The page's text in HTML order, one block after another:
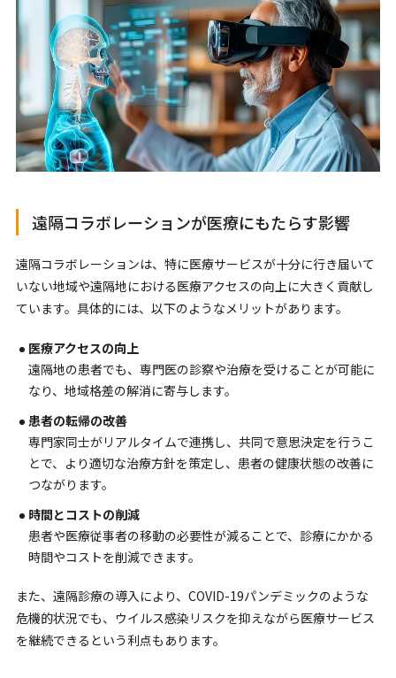
遠隔コラボレーションが医療にもたらす影響
遠隔コラボレーションは、特に医療サービスが十分に行き届いて
いない地域や遠隔地における医療アクセスの向上に大きく貢献し
ています。具体的には、以下のようなメリットがあります。
医療アクセスの向上
遠隔地の患者でも、専門医の診察や治療を受けることが可能に
なり、地域格差の解消に寄与します。
患者の転帰の改善
専門家同士がリアルタイムで連携し、共同で意思決定を行うこ
とで、より適切な治療方針を策定し、患者の健康状態の改善に
つながります。
時間とコストの削減
患者や医療従事者の移動の必要性が減ることで、診療にかかる
時間やコストを削減できます。
また、遠隔診療の導入により、COVID-19パンデミックのような
危機的状況でも、ウイルス感染リスクを抑えながら医療サービス
を継続できるという利点もあります。